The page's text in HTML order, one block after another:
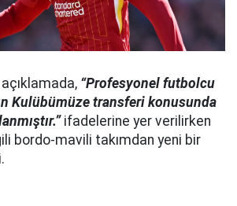
“Profesyonel futbolcu
Kulübümüze transferi konusunda
ifadelerine yer verilirken
bordo-mavili takımdan yeni bir